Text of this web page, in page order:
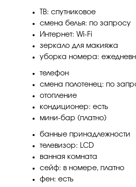
ТВ: спутниковое
смена белья: по запросу
Интернет: Wi-Fi
зеркало для макияжа
уборка номера:
телефон
смена полотенец: по
отопление
кондиционер: есть
мини-бар (платно)
банные принадлежности
телевизор: LCD
ванная комната
сейф: в номере, платно
фен: есть